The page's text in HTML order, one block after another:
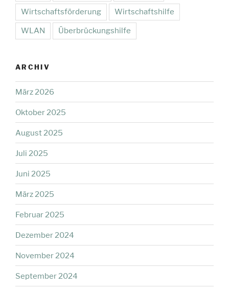
Wirtschaftsförderung Wirtschaftshilfe
WLAN Überbrückungshilfe
ARCHIV
März 2026
Oktober 2025
August 2025
Juli 2025
Juni 2025
März 2025
Februar 2025
Dezember 2024
November 2024
September 2024